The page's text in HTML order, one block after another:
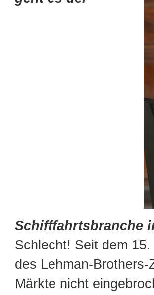
Schifffahrtsbranche
Schlecht! Seit dem
des Lehman-
Märkte nicht